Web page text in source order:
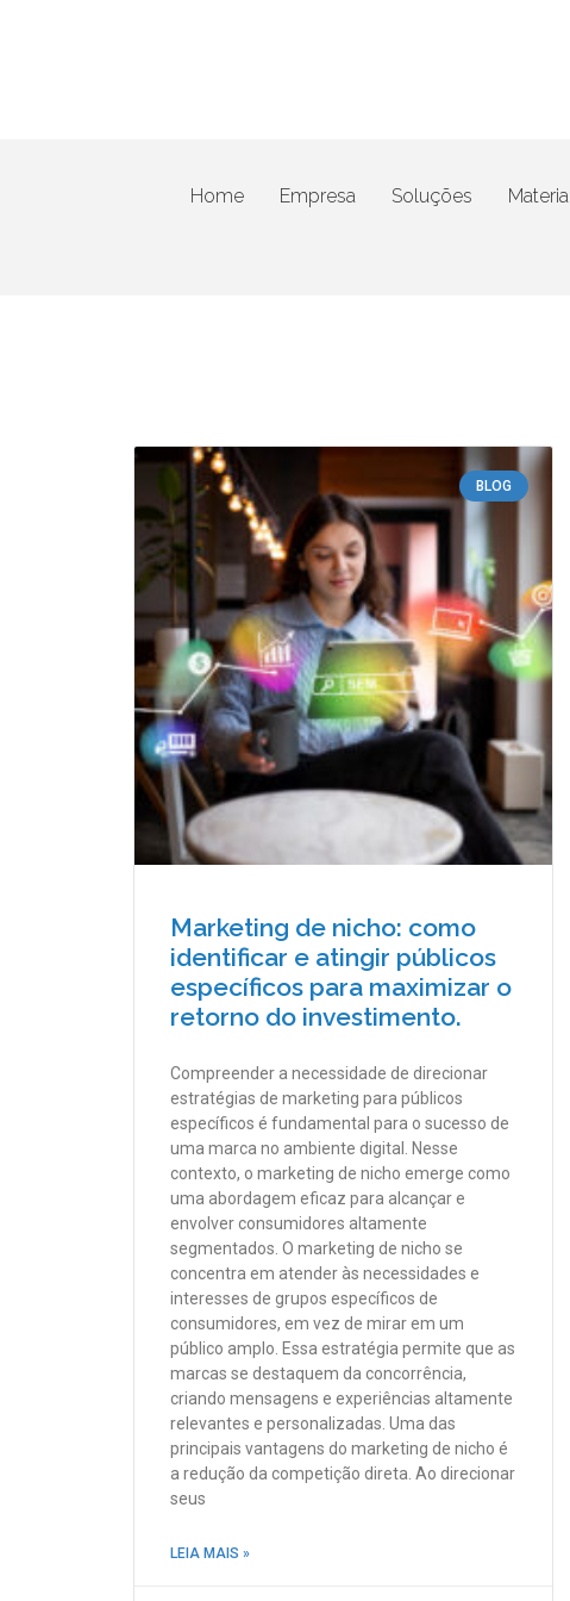
Home Empresa Soluções
BLOG
Marketing de nicho: como
identificar e atingir públicos
específicos para maximizar o
retorno do investimento.
Compreender a necessidade de direcionar
estratégias de marketing para públicos
específicos é fundamental para o sucesso de
uma marca no ambiente digital. Nesse
contexto, o marketing de nicho emerge como
uma abordagem eficaz para alcançar e
envolver consumidores altamente
segmentados. O marketing de nicho se
concentra em atender às necessidades e
interesses de grupos específicos de
consumidores, em vez de mirar em um
público amplo. Essa estratégia permite que as
marcas se destaquem da concorrência,
criando mensagens e experiências altamente
relevantes e personalizadas. Uma das
principais vantagens do marketing de nicho é
a redução da competição direta. Ao direcionar
seus
LEIA MAIS »